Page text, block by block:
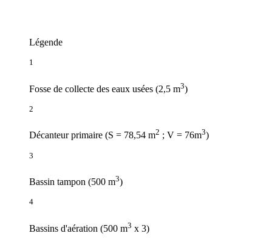
Légende
1
Fosse de collecte des eaux usées (2,5 m3)
2
Décanteur primaire (S = 78,54 m2 ; V = 76m3)
3
Bassin tampon (500 m3)
4
Bassins d'aération (500 m3 x 3)